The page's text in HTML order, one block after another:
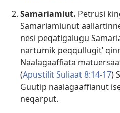
Samariamiut. Petrusi
Samariamiunut
nesi peqatigalugu
nar­tumik peq­qul­lugit’
Naalagaaf­fiata
(Apustilit Suliaat 8:14-17)
Guutip naalagaaf­fianut
neqar­put.